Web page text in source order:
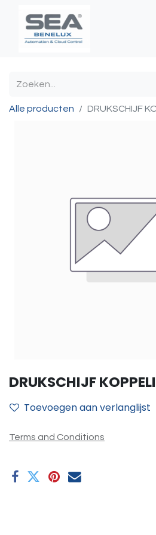
Alle producten DRUKSCHIJF
DRUKSCHIJF
Toevoegen aan verlanglijst
Terms and Conditions